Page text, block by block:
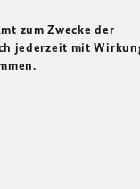
zum Zwecke der
jederzeit mit